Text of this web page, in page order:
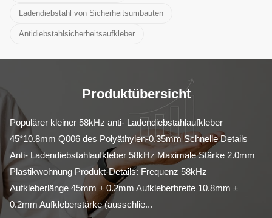
Ladendiebstahl von Sicherheitsumbauten
Antidiebstahlsicherheitsaufkleber
Produktübersicht
Populärer kleiner 58kHz anti- Ladendiebstahlaufkleber
45*10.8mm Q006 des Polyäthylen-0.35mm Schnelle Details
Anti- Ladendiebstahlaufkleber 58kHz Maximale Stärke 2.0mm
Plastikwohnung Produkt-Details: Frequenz 58kHz
Aufkleberlänge 45mm ± 0.2mm Aufkleberbreite 10.8mm ±
0.2mm Aufkleberstärke (ausschlie...